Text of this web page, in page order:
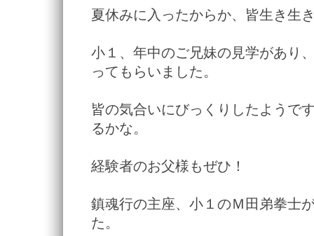
夏休みに入ったからか、皆生き生
小１、年中のご兄妹の見学があり
ってもらいました。
皆の気合いにびっくりしたようで
るかな。
経験者のお父様もぜひ！
鎮魂行の主座、小１のＭ田弟拳士
た。